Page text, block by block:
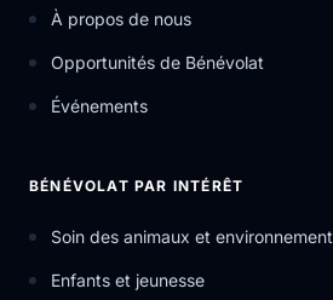
À propos de nous
Opportunités de Bénévolat
Événements
BÉNÉVOLAT PAR INTÉRÊT
Soin des animaux et environnement
Enfants et jeunesse